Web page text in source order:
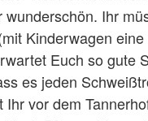
Ihr
Kinderwagen
Euch so gute
es jeden
Ihr vor dem